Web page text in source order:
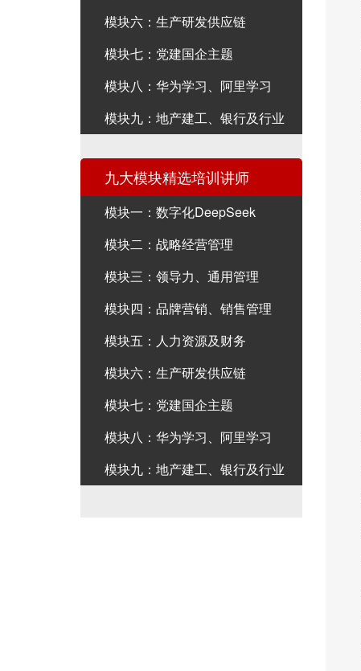
模块六：生产研发供应链
模块七：党建国企主题
模块八：华为学习、阿里学习
模块九：地产建工、银行及行业
九大模块精选培训讲师
模块一：数字化DeepSeek
模块二：战略经营管理
模块三：领导力、通用管理
模块四：品牌营销、销售管理
模块五：人力资源及财务
模块六：生产研发供应链
模块七：党建国企主题
模块八：华为学习、阿里学习
模块九：地产建工、银行及行业